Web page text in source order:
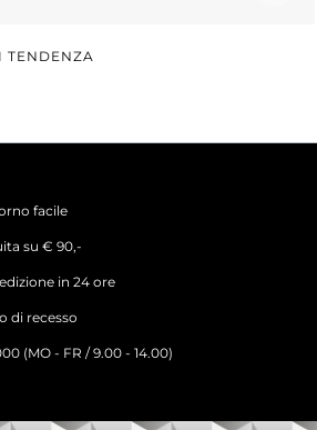
TENDENZA
facile
su € 90,-
in 24 ore
di recesso
(MO - FR / 9.00 - 14.00)